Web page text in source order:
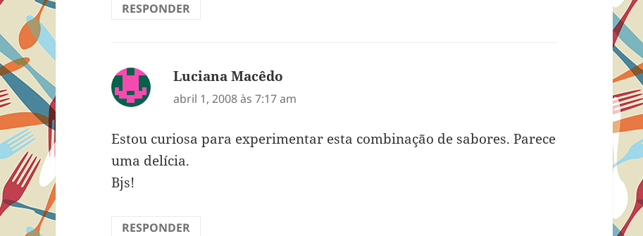
RESPONDER
Luciana Macêdo
abril 1, 2008 às 7:17 am
Estou curiosa para experimentar esta combinação de sabores. Parece
uma delícia.
Bjs!
RESPONDER